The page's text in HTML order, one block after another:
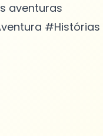
aventuras
#Histórias